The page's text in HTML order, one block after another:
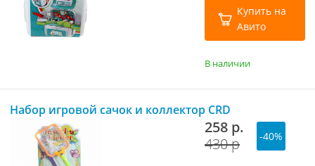
Купить на
Авито
В наличии
Набор игровой сачок и коллектор CRD
258 р.
430 р
-40%